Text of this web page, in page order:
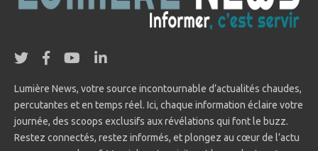
Lumière News, votre source incontournable d’actualités chaudes,
percutantes et en temps réel. Ici, chaque information éclaire votre
journée, des scoops exclusifs aux révélations qui font le buzz.
Restez connectés, restez informés, et plongez au cœur de l’actu